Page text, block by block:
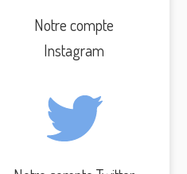
Notre compte
Instagram